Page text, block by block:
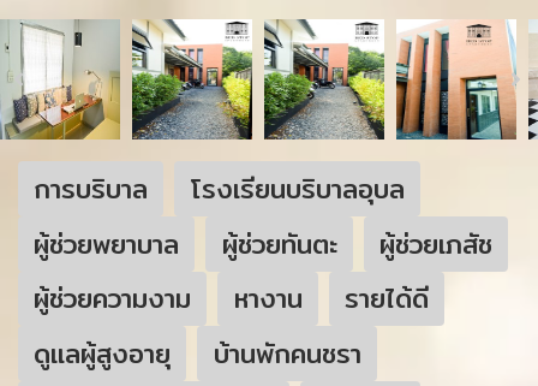
การบริบาล
โรงเรียนบริบาลอุบล
ผู้ช่วยพยาบาล
ผู้ช่วยทันตะ
ผู้ช่วยเภสัช
ผู้ช่วยความงาม
หางาน
รายได้ดี
ดูแลผู้สูงอายุ
บ้านพักคนชรา